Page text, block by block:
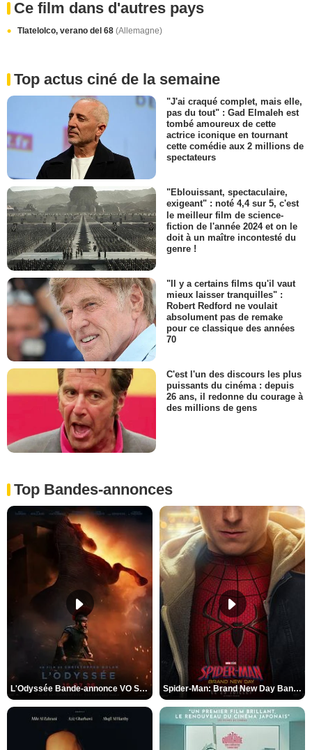
Ce film dans d'autres pays
Tlatelolco, verano del 68 (Allemagne)
Top actus ciné de la semaine
"J'ai craqué complet, mais elle,
pas du tout" : Gad Elmaleh est
tombé amoureux de cette
actrice iconique en tournant
cette comédie aux 2 millions de
spectateurs
"Eblouissant, spectaculaire,
exigeant" : noté 4,4 sur 5, c'est
le meilleur film de science-
fiction de l'année 2024 et on le
doit à un maître incontesté du
genre !
"Il y a certains films qu'il vaut
mieux laisser tranquilles" :
Robert Redford ne voulait
absolument pas de remake
pour ce classique des années
70
C'est l'un des discours les plus
puissants du cinéma : depuis
26 ans, il redonne du courage à
des millions de gens
Top Bandes-annonces
L'Odyssée Bande-annonce VO STFR Spider-Man: Brand New Day Bande-annonce VO STFR